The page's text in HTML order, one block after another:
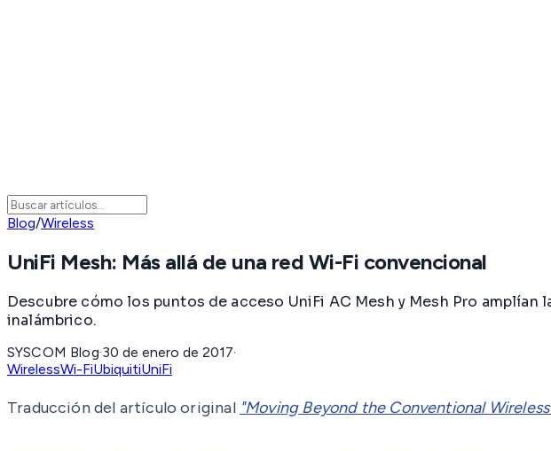
Blog/Wireless
UniFi Mesh: Más allá de una red Wi-Fi convencional
Descubre cómo los puntos de acceso UniFi AC Mesh y Mesh Pro
inalámbrico.
SYSCOM Blog·30 de enero de 2017·
WirelessWi-FiUbiquitiUniFi
Traducción del artículo original "Moving Beyond the Conventional